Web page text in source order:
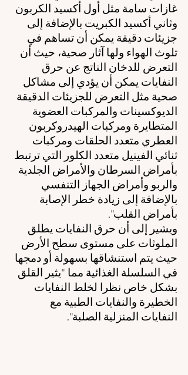
غازات سامة مثل أول أكسيد الكربون
وثاني أكسيد الكبريت بالإضافة إلى
جزيئات دقيقة يمكن أن تساهم في
تلوث الهواء ولها آثار صحية، حيث أن
التعرض للدخان الناتج عن حرق
النفايات يمكن أن يؤدي إلى مشاكل
صحية مثل التعرض للجزيئات الدقيقة
الديوكسينات والمركبات العضوية
المتطايرة ومركبات الهيدروكربون
العطري متعدد الحلقات ومركبات
ثنائي الفينيل متعدد الكلور التي ترتبط
بأمراض السرطان والأمراض الجلدية
والربو وأمراض الجهاز التنفسي
بالإضافة إلى زيادة خطر الإصابة
بأمراض القلب".
ويشير إلى أن حرق النفايات يطلق
الملوثات على مستوى سطح الأرض
حيث يتم استنشاقها بسهولة أو دمجها
في السلسلة الغذائية مما "يثير القلق
بشكل خاص نظرا لخلط النفايات
الخطيرة والنفايات الطبية مع
النفايات المنزلية الصلبة".